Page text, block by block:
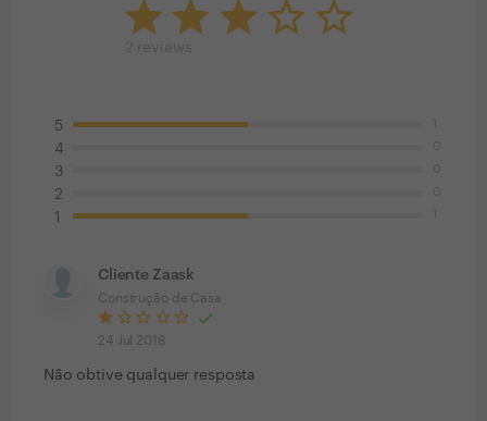
5
4
3
2
1
Cliente Zaask
Construção de Casa
24 Jul 2018
Não obtive qualquer resposta